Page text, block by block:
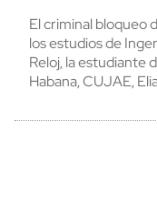
El criminal bloqueo
los estudios de
Reloj, la estudiante
Habana, CUJAE,